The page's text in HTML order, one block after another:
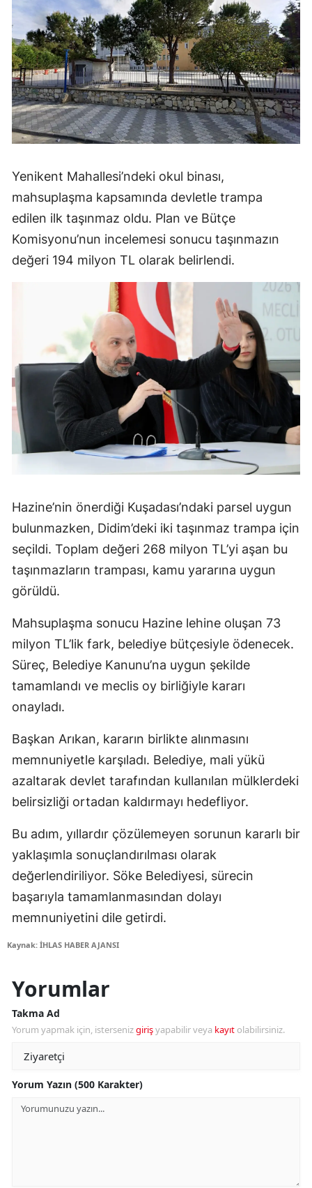
Yenikent Mahallesi’ndeki okul binası,
mahsuplaşma kapsamında devletle trampa
edilen ilk taşınmaz oldu. Plan ve Bütçe
Komisyonu’nun incelemesi sonucu taşınmazın
değeri 194 milyon TL olarak belirlendi.
Hazine’nin önerdiği Kuşadası’ndaki parsel uygun
bulunmazken, Didim’deki iki taşınmaz trampa için
seçildi. Toplam değeri 268 milyon TL’yi aşan bu
taşınmazların trampası, kamu yararına uygun
görüldü.
Mahsuplaşma sonucu Hazine lehine oluşan 73
milyon TL’lik fark, belediye bütçesiyle ödenecek.
Süreç, Belediye Kanunu’na uygun şekilde
tamamlandı ve meclis oy birliğiyle kararı
onayladı.
Başkan Arıkan, kararın birlikte alınmasını
memnuniyetle karşıladı. Belediye, mali yükü
azaltarak devlet tarafından kullanılan mülklerdeki
belirsizliği ortadan kaldırmayı hedefliyor.
Bu adım, yıllardır çözülemeyen sorunun kararlı bir
yaklaşımla sonuçlandırılması olarak
değerlendiriliyor. Söke Belediyesi, sürecin
başarıyla tamamlanmasından dolayı
memnuniyetini dile getirdi.
Kaynak: İHLAS HABER AJANSI
Yorumlar
Takma Ad
Yorum yapmak için, istersenizgirişyapabilir veya kayıt olabilirsiniz.
Yorum Yazın (500 Karakter)